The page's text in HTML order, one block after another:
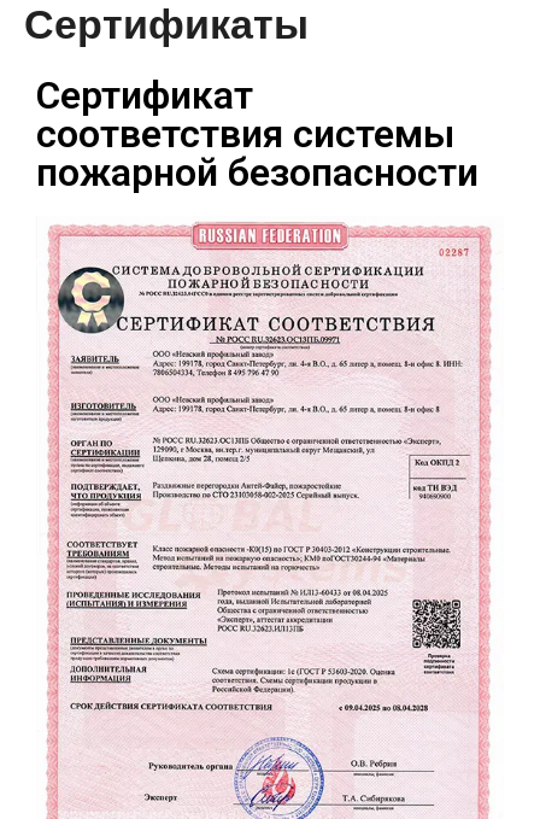
Сертификаты
Сертификат
соответствия системы
пожарной безопасности